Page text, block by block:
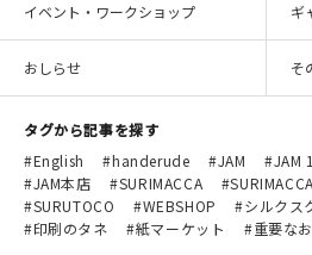
イベント・ワークショップ ギ
おしらせ そ
タグから記事を探す
English
handerude JAM
JAM
JAM本店
SURIMACCA
SURUTOCO
WEBSHOP シルクス
印刷のタネ
紙マーケット 重要な